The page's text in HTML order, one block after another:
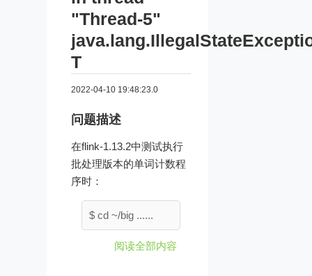
"Thread-5"
T
2022-04-10 19:48:23.0
问题描述
在flink-1.13.2中测试执行
批处理版本的单词计数程
序时：
$ cd ~/big ......
阅读全部内容